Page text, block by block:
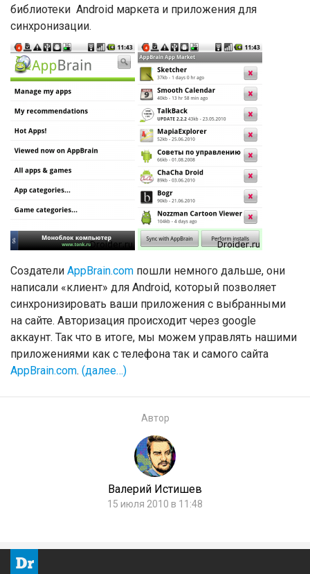
библиотеки Android маркета и приложения для
синхронизации.
Создатели AppBrain.com пошли немного дальше, они
написали «клиент» для Android, который позволяет
синхронизировать ваши приложения с выбранными
на сайте. Авторизация происходит через google
аккаунт. Так что в итоге, мы можем управлять нашими
приложениями как с телефона так и самого сайта
AppBrain.com. (далее…)
Автор
Валерий Истишев
15 июля 2010 в 11:48